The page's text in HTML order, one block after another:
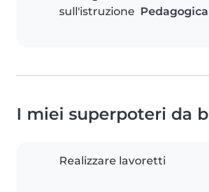
sull'istruzione
I miei superpoteri da
Realizzare lavoretti